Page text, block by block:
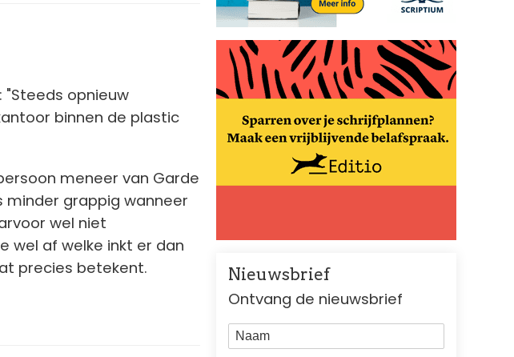
"Steeds opnieuw
binnen de plastic
meneer van Garde
grappig wanneer
wel niet
wel af welke inkt er dan
precies betekent.
Nieuwsbrief
Ontvang de nieuwsbrief
Naam